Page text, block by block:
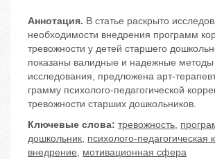
Аннотация. В статье раскрыто
необходимости внедрения программ
тревожности у детей старшего
показаны валидные и надежные методы
исследования, предложена арт-
грамму психолого-педагогической
тревожности старших дошкольников.
Ключевые слова: тревожность,
дошкольник, психолого-педагогическая
внедрение, мотивационная сфера